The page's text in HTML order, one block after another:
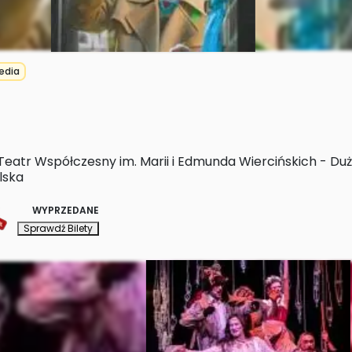
Współczesny im. Marii i Edmunda Wiercińskich -
WYPRZEDANE
Sprawdź Bilety